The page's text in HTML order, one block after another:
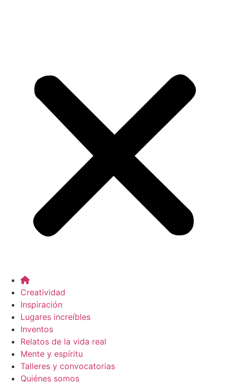
Creatividad
Inspiración
Lugares increíbles
Inventos
Relatos de la vida real
Mente y espíritu
Talleres y convocatorias
Quiénes somos